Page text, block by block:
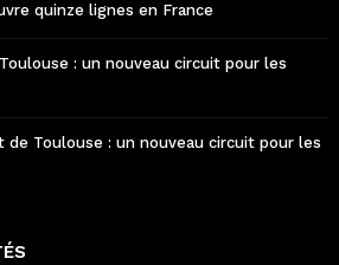
quinze lignes en France
: un nouveau circuit pour les
de Toulouse : un nouveau circuit pour les